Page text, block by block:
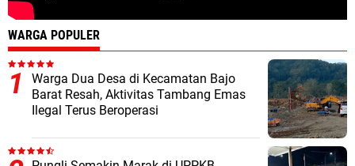
WARGA POPULER
Warga Dua Desa di Kecamatan Bajo
Barat Resah, Aktivitas Tambang Emas
Ilegal Terus Beroperasi